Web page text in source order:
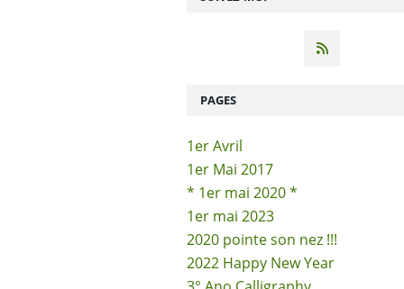
PAGES
1er Avril
1er Mai 2017
* 1er mai 2020 *
1er mai 2023
2020 pointe son nez !!!
2022 Happy New Year